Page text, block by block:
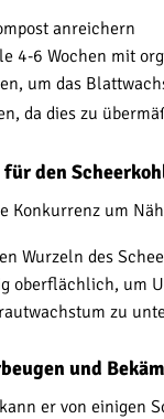
anreichern
4-6 Wochen mit
um das
da dies zu
den
Konkurrenz um
Wurzeln des
oberflächlich, um
zu
und
er von einigen